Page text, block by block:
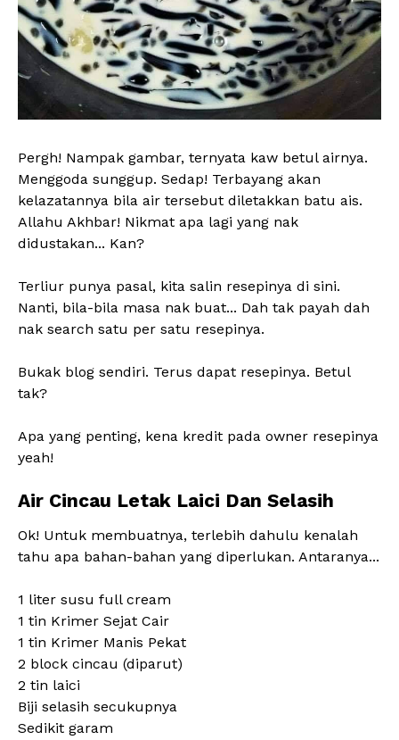
Pergh! Nampak gambar, ternyata kaw betul airnya.
Menggoda sunggup. Sedap! Terbayang akan
kelazatannya bila air tersebut diletakkan batu ais.
Allahu Akhbar! Nikmat apa lagi yang nak
didustakan... Kan?
Terliur punya pasal, kita salin resepinya di sini.
Nanti, bila-bila masa nak buat... Dah tak payah dah
nak search satu per satu resepinya.
Bukak blog sendiri. Terus dapat resepinya. Betul
tak?
Apa yang penting, kena kredit pada owner resepinya
yeah!
Air Cincau Letak Laici Dan Selasih
Ok! Untuk membuatnya, terlebih dahulu kenalah
tahu apa bahan-bahan yang diperlukan. Antaranya...
1 liter susu full cream
1 tin Krimer Sejat Cair
1 tin Krimer Manis Pekat
2 block cincau (diparut)
2 tin laici
Biji selasih secukupnya
Sedikit garam